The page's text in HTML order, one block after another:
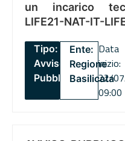
un incarico
LIFE21-NAT-IT-
Tipo:
Avviso
Pubblico
Ente:
Regione
Basilicata
Data
inizio:
22/
09:00